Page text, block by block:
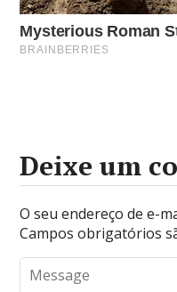
Deixe um
O seu endereço de e-
Campos obrigatórios